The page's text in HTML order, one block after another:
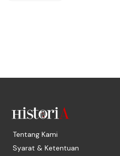
Tentang Kami
Syarat & Ketentuan